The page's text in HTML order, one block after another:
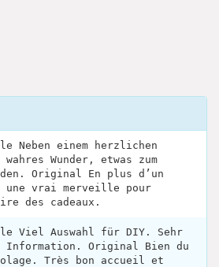
Neben einem herzlichen
Wunder, etwas zum
Original En plus d’un
une vrai merveille pour
des cadeaux.
Viel Auswahl für DIY. Sehr
Information. Original Bien du
Très bon accueil et